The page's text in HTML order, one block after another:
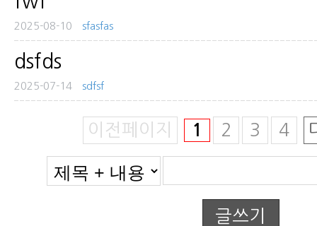
2025-08-10 sfasfas
dsfds
2025-07-14 sdfsf
이전페이지 1 2 3 4
글쓰기